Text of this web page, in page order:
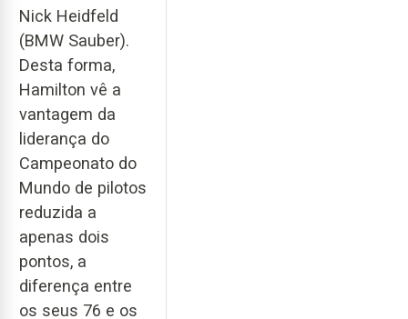
Nick Heidfeld
(BMW Sauber).
Desta forma,
Hamilton vê a
vantagem da
liderança do
Campeonato do
Mundo de pilotos
reduzida a
apenas dois
pontos, a
diferença entre
os seus 76 e os